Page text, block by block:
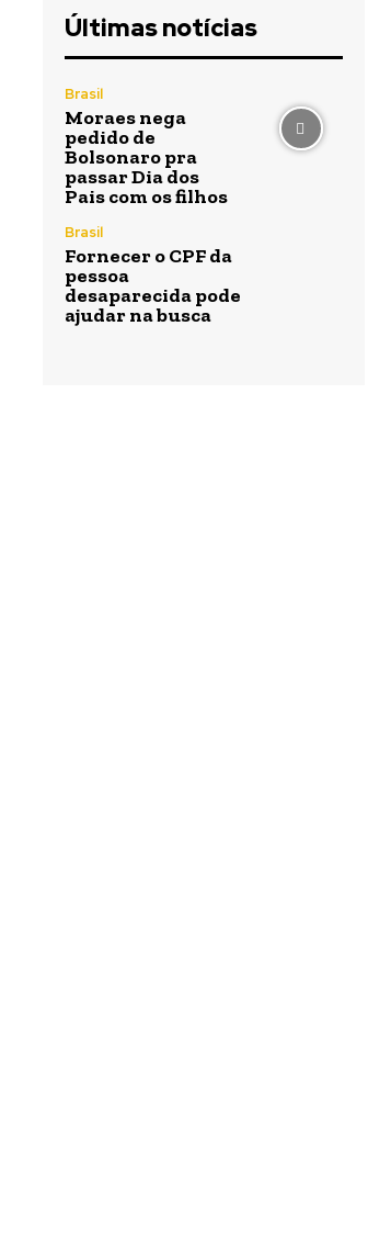
Últimas notícias
Brasil
Moraes nega
pedido de
Bolsonaro pra
passar Dia dos
Pais com os filhos
Brasil
Fornecer o CPF da
pessoa
desaparecida pode
ajudar na busca